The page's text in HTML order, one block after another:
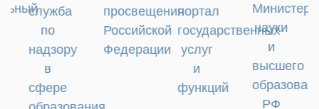
служба
по
надзору
в
сфере
просвещения
Российской
Федерации
портал
государственных
услуг
и
функций
науки
и
высшего
РФ